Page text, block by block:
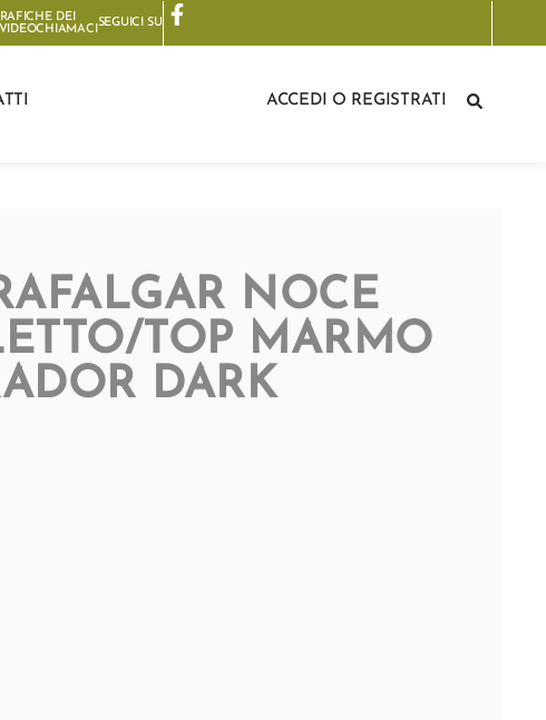
DEI
VIDEOCHIAMACI
SEGUICI SU
ACCEDI O REGISTRATI
NOCE
TOP MARMO
DARK